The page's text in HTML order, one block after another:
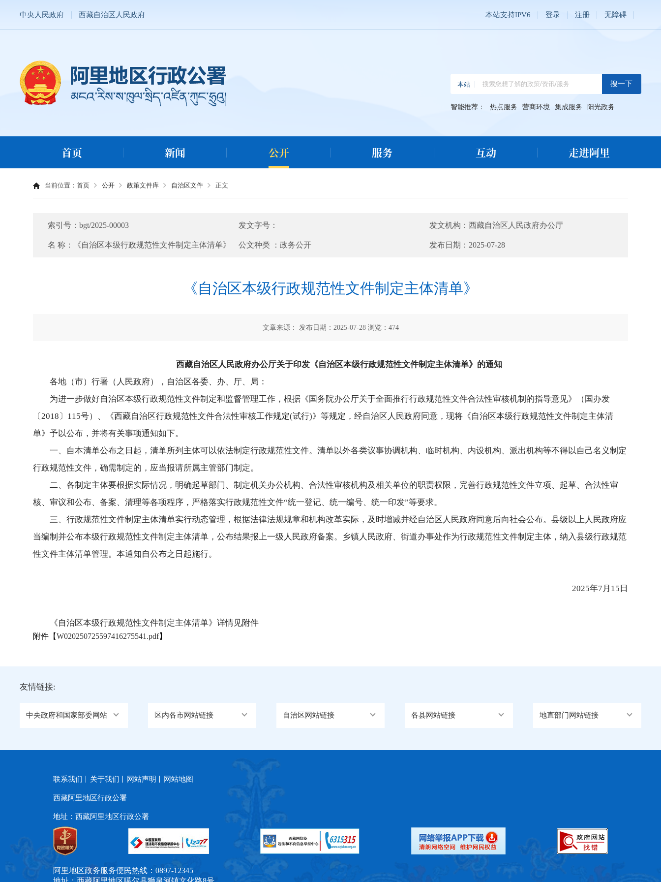
中央人民政府 西藏自治区人民政府 本站支持IPV6 登录 注册 无障碍
智能推荐： 热点服务 营商环境 集成服务 阳光政务
首页 新闻 公开 服务 互动 走进阿里
当前位置：首页 公开 政策文件库 自治区文件 正文
索引号：bgt/2025-00003 发文字号： 发文机构：西藏自治区人民政府办公厅
名 称： 《自治区本级行政规范性文件制定主体清单》 公文种类 ：政务公开 发布日期： 2025-07-28
《自治区本级行政规范性文件制定主体清单》
文章来源： 发布日期：2025-07-28 浏览： 474
西藏自治区人民政府办公厅关于印发《自治区本级行政规范性文件制定主体清单》的通知
各地（市）行署（人民政府），自治区各委、办、厅、局：
为进一步做好自治区本级行政规范性文件制定和监督管理工作，根据《国务院办公厅关于全面推行行政规范性文件合法性审核机制的指导意见》（国办发
〔2018〕115号）、《西藏自治区行政规范性文件合法性审核工作规定(试行)》等规定，经自治区人民政府同意，现将《自治区本级行政规范性文件制定主体清
单》予以公布，并将有关事项通知如下。
一、自本清单公布之日起，清单所列主体可以依法制定行政规范性文件。清单以外各类议事协调机构、临时机构、内设机构、派出机构等不得以自己名义制定
行政规范性文件，确需制定的，应当报请所属主管部门制定。
二、各制定主体要根据实际情况，明确起草部门、制定机关办公机构、合法性审核机构及相关单位的职责权限，完善行政规范性文件立项、起草、合法性审
核、审议和公布、备案、清理等各项程序，严格落实行政规范性文件“统一登记、统一编号、统一印发”等要求。
三、行政规范性文件制定主体清单实行动态管理，根据法律法规规章和机构改革实际，及时增减并经自治区人民政府同意后向社会公布。县级以上人民政府应
当编制并公布本级行政规范性文件制定主体清单，公布结果报上一级人民政府备案。乡镇人民政府、街道办事处作为行政规范性文件制定主体，纳入县级行政规范
性文件主体清单管理。本通知自公布之日起施行。
2025年7月15日
《自治区本级行政规范性文件制定主体清单》详情见附件
附件【W020250725597416275541.pdf】
友情链接:
中央政府和国家部委网站 区内各市网站链接 自治区网站链接 各县网站链接 地直部门网站链接
联系我们 关于我们 网站声明 网站地图
西藏阿里地区行政公署
地址：西藏阿里地区行政公署
阿里地区政务服务便民热线：0897-12345